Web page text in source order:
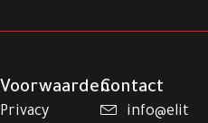
Voorwaarden
Privacy
Contact
info@elit